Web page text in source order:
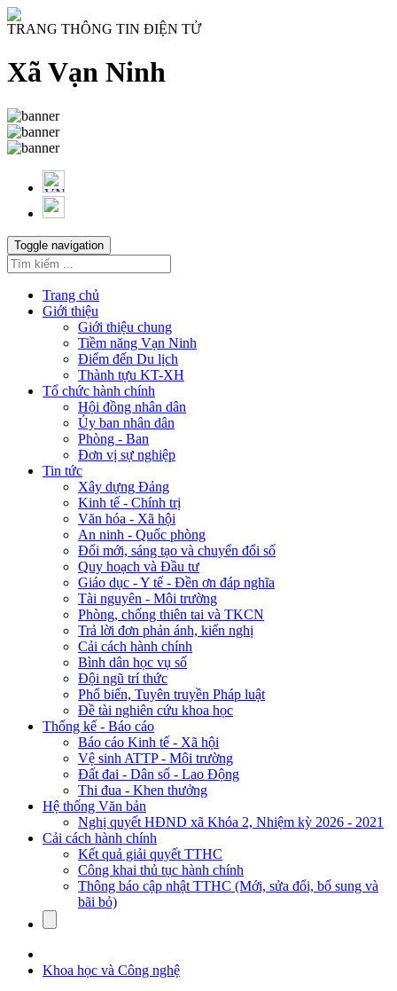
TRANG THÔNG TIN ĐIỆN TỬ
Xã Vạn Ninh
Toggle navigation
Trang chủ
Giới thiệu
Giới thiệu chung
Tiềm năng Vạn Ninh
Điểm đến Du lịch
Thành tựu KT-XH
Tổ chức hành chính
Hội đồng nhân dân
Ủy ban nhân dân
Phòng - Ban
Đơn vị sự nghiệp
Tin tức
Xây dựng Đảng
Kinh tế - Chính trị
Văn hóa - Xã hội
An ninh - Quốc phòng
Đổi mới, sáng tạo và chuyển đổi số
Quy hoạch và Đầu tư
Giáo dục - Y tế - Đền ơn đáp nghĩa
Tài nguyên - Môi trường
Phòng, chống thiên tai và TKCN
Trả lời đơn phản ánh, kiến nghị
Cải cách hành chính
Bình dân học vụ số
Đội ngũ trí thức
Phổ biến, Tuyên truyền Pháp luật
Đề tài nghiên cứu khoa học
Thống kế - Báo cáo
Báo cáo Kinh tế - Xã hội
Vệ sinh ATTP - Môi trường
Đất đai - Dân số - Lao Động
Thi đua - Khen thưởng
Hệ thống Văn bản
Nghị quyết HĐND xã Khóa 2, Nhiệm kỳ 2026 - 2021
Cải cách hành chính
Kết quả giải quyết TTHC
Công khai thủ tục hành chính
Thông báo cập nhật TTHC (Mới, sửa đổi, bổ sung và
bãi bỏ)
Khoa học và Công nghệ